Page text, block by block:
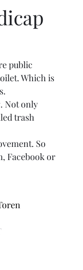
public
Which is
Not only
trash
So
Facebook or